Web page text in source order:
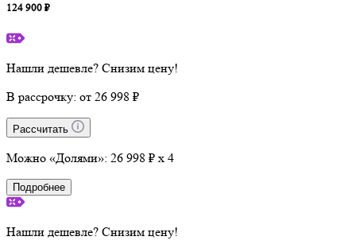
124 900 ₽
Нашли дешевле? Снизим цену!
В рассрочку: от 26 998 ₽
Рассчитать
Можно «Долями»: 26 998 ₽ x 4
Подробнее
Нашли дешевле? Снизим цену!